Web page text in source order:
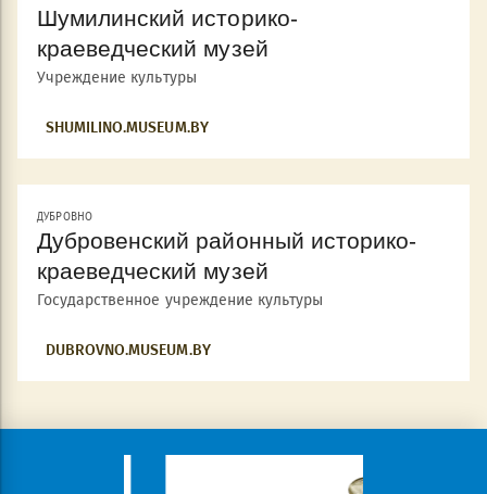
Шумилинский историко-
краеведческий музей
Учреждение культуры
SHUMILINO.MUSEUM.BY
ДУБРОВНО
Дубровенский районный историко-
краеведческий музей
Государственное учреждение культуры
DUBROVNO.MUSEUM.BY